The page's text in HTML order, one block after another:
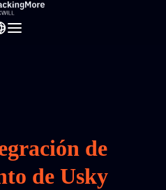
de
de Usky